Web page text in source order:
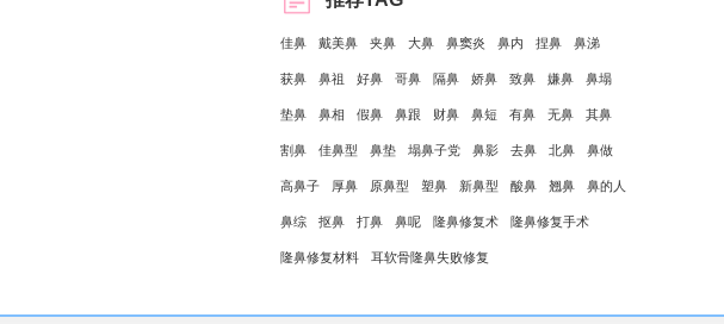
佳鼻 戴美鼻 夹鼻 大鼻 鼻窦炎 鼻内 捏鼻 鼻涕
获鼻 鼻祖 好鼻 哥鼻 隔鼻 娇鼻 致鼻 嫌鼻 鼻塌
垫鼻 鼻相 假鼻 鼻跟 财鼻 鼻短 有鼻 无鼻 其鼻
割鼻 佳鼻型 鼻垫 塌鼻子党 鼻影 去鼻 北鼻 鼻做
高鼻子 厚鼻 原鼻型 塑鼻 新鼻型 酸鼻 翘鼻 鼻的人
鼻综 抠鼻 打鼻 鼻呢 隆鼻修复术 隆鼻修复手术
隆鼻修复材料 耳软骨隆鼻失败修复